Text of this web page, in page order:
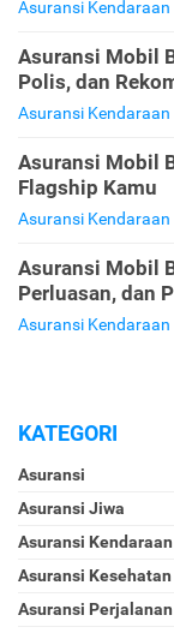
Asuransi Kendaraan
Asuransi Mobil
Polis, dan
Asuransi Kendaraan
Asuransi Mobil
Flagship Kamu
Asuransi Kendaraan
Asuransi Mobil
Perluasan, dan
Asuransi Kendaraan
KATEGORI
Asuransi
Asuransi Jiwa
Asuransi Kendaraan
Asuransi Kesehatan
Asuransi Perjalanan